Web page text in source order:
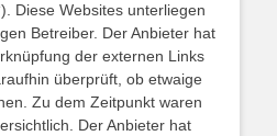
Diese Websites unterliegen
Betreiber. Der Anbieter hat
der externen Links
überprüft, ob etwaige
Zu dem Zeitpunkt waren
Der Anbieter hat